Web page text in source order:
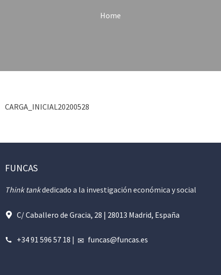
Home
CARGA_INICIAL20200528
FUNCAS
Think tankdedicado a la investigación económica y social
C/ Caballero de Gracia, 28 | 28013 Madrid, España
+34 91 596 57 18 | funcas@funcas.es